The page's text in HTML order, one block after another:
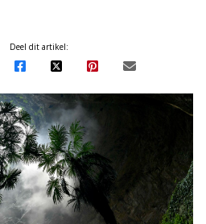
Deel dit artikel: